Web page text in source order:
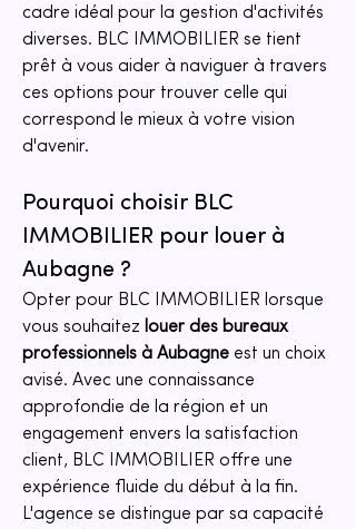
cadre idéal pour la gestion d'activités
diverses. BLC IMMOBILIER se tient
prêt à vous aider à naviguer à travers
ces options pour trouver celle qui
correspond le mieux à votre vision
d'avenir.
Pourquoi choisir BLC
IMMOBILIER pour louer à
Aubagne ?
Opter pour BLC IMMOBILIER lorsque
vous souhaitez louer des bureaux
professionnels à Aubagne est un choix
avisé. Avec une connaissance
approfondie de la région et un
engagement envers la satisfaction
client, BLC IMMOBILIER offre une
expérience fluide du début à la fin.
L'agence se distingue par sa capacité